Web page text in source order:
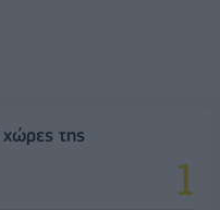
χώρες της